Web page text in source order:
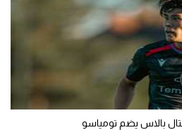
بالاس يضم تومياسو